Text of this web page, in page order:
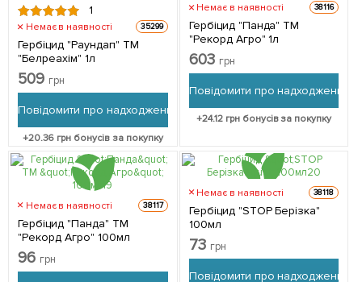
1
Немає в наявності 35299
Гербіцид "Раундап" ТМ
"Белреахім" 1л
509 грн
Повідомити про надходження
+20.36 грн бонусів за покупку
Немає в наявності 38116
Гербіцид "Панда" ТМ
"Рекорд Агро" 1л
603 грн
Повідомити про надходження
+24.12грн бонусів за покупку
Немає в наявності 38117
Гербіцид "Панда" ТМ
"Рекорд Агро" 100мл
96 грн
Немає в наявності 38118
Гербіцид "STOP Берізка"
100мл
73 грн
Повідомити про надходження